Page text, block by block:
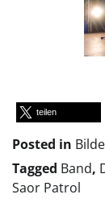
teilen
Posted in
Tagged Band,
Saor Patrol